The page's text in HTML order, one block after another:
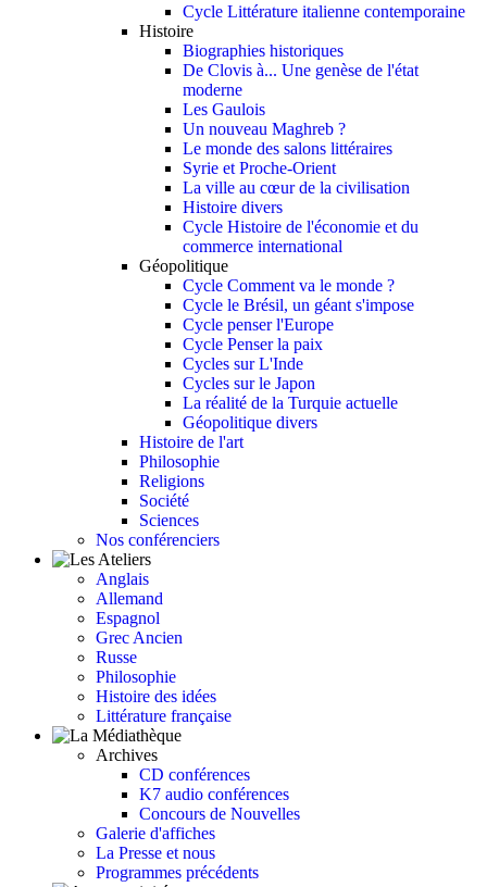
Cycle Littérature italienne contemporaine
Histoire
Biographies historiques
De Clovis à... Une genèse de l'état
moderne
Les Gaulois
Un nouveau Maghreb ?
Le monde des salons littéraires
Syrie et Proche-Orient
La ville au cœur de la civilisation
Histoire divers
Cycle Histoire de l'économie et du
commerce international
Géopolitique
Cycle Comment va le monde ?
Cycle le Brésil, un géant s'impose
Cycle penser l'Europe
Cycle Penser la paix
Cycles sur L'Inde
Cycles sur le Japon
La réalité de la Turquie actuelle
Géopolitique divers
Histoire de l'art
Philosophie
Religions
Société
Sciences
Nos conférenciers
Anglais
Allemand
Espagnol
Grec Ancien
Russe
Philosophie
Histoire des idées
Littérature française
Archives
CD conférences
K7 audio conférences
Concours de Nouvelles
Galerie d'affiches
La Presse et nous
Programmes précédents